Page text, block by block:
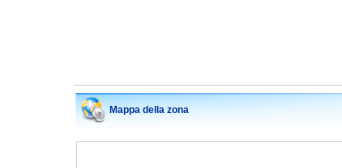
Mappa della zona